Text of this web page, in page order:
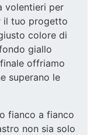
volentieri per
il tuo progetto
colore di
giallo
offriamo
superano le
fianco a fianco
non sia solo